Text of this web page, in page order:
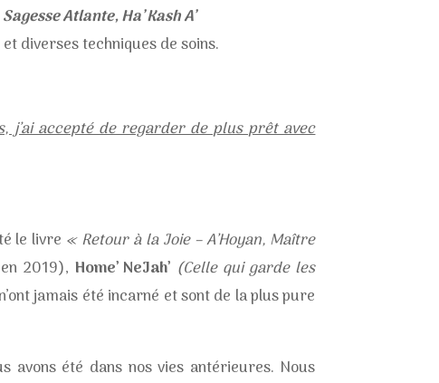
Atlante, Ha’ Kash A’
diverses techniques de soins.
j’ai accepté de regarder de plus prêt avec
le livre « Retour à la Joie – A’Hoyan, Maître
2019), Home’ NeJah’ (Celle qui garde les
jamais été incarné et sont de la plus pure
avons été dans nos vies antérieures. Nous